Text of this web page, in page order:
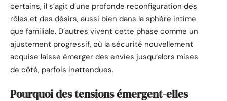
certains, il s’agit d’une profonde reconfiguration des
rôles et des désirs, aussi bien dans la sphère intime
que familiale. D’autres vivent cette phase comme un
ajustement progressif, où la sécurité nouvellement
acquise laisse émerger des envies jusqu’alors mises
de côté, parfois inattendues.
Pourquoi des tensions émergent-elles